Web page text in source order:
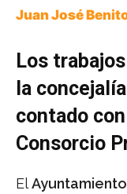
Juan José
Los
la
contado
Consorcio
El